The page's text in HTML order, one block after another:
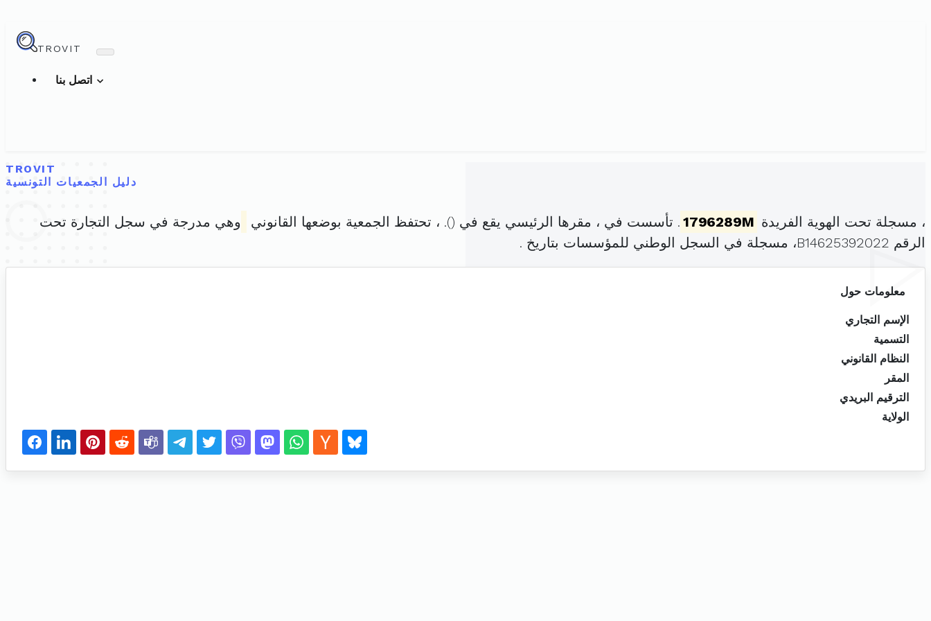
TROVIT
TROVIT
دليل الجمعيات التونسية
، مسجلة تحت الهوية الفريدة 1796289M . تأسست في ، مقرها الرئيسي يقع في (). ، تحتفظ الجمعية بوضعها القانوني
وهي مدرجة في سجل التجارة تحت
الرقم B14625392022، مسجلة في السجل الوطني للمؤسسات بتاريخ .
معلومات حول
الإسم التجاري
التسمية
النظام القانوني
المقر
الترقيم البريدي
الولاية